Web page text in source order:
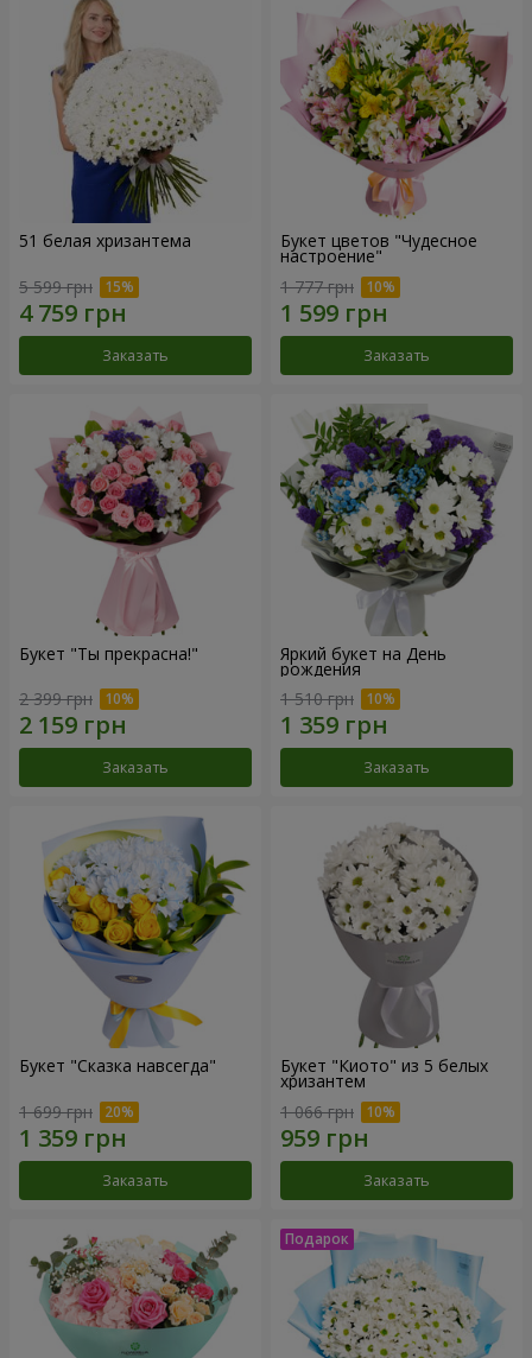
51 белая хризантема
5 599 грн
Заказать
Букет цветов "Чудесное
настроение"
1 777 грн
Заказать
Букет "Ты прекрасна!"
2 399 грн
Заказать
Яркий букет на День
рождения
1 510 грн
Заказать
Букет "Сказка навсегда"
1 699 грн
Заказать
Букет "Киото" из 5 белых
хризантем
1 066 грн
Заказать